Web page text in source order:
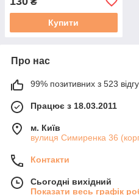
Петрі Арт, фарба
Купити
Про нас
99% позитивних з 523
Працює з 18.03.2011
м. Київ
вулиця Симиренка 36
Контакти
Сьогодні вихідний
Показати весь графік